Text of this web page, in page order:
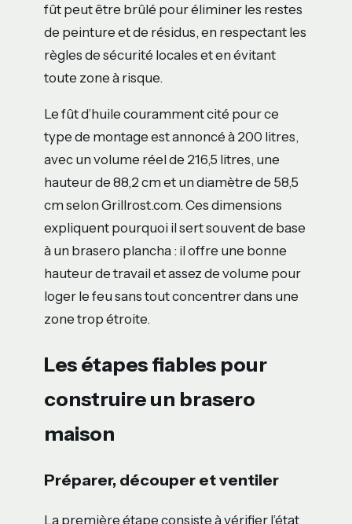
fût peut être brûlé pour éliminer les restes
de peinture et de résidus, en respectant les
règles de sécurité locales et en évitant
toute zone à risque.
Le fût d’huile couramment cité pour ce
type de montage est annoncé à 200 litres,
avec un volume réel de 216,5 litres, une
hauteur de 88,2 cm et un diamètre de 58,5
cm selon Grillrost.com. Ces dimensions
expliquent pourquoi il sert souvent de base
à un brasero plancha : il offre une bonne
hauteur de travail et assez de volume pour
loger le feu sans tout concentrer dans une
zone trop étroite.
Les étapes fiables pour
construire un brasero
maison
Préparer, découper et ventiler
La première étape consiste à vérifier l’état